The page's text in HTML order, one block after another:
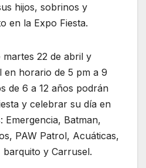
hijos, sobrinos y
en la Expo Fiesta.
22 de abril y
en horario de 5 pm a 9
de 6 a 12 años podrán
y celebrar su día en
Emergencia, Batman,
PAW Patrol, Acuáticas,
barquito y Carrusel.